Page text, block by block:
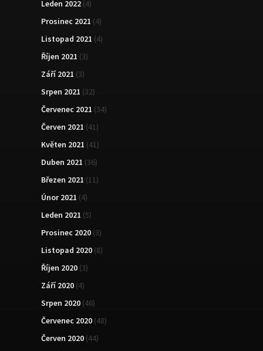
Leden 2022 (4)
Prosinec 2021 (4)
Listopad 2021 (4)
Říjen 2021 (3)
Září 2021 (3)
Srpen 2021 (32)
Červenec 2021 (34)
Červen 2021 (41)
Květen 2021 (41)
Duben 2021 (36)
Březen 2021 (11)
Únor 2021 (4)
Leden 2021 (5)
Prosinec 2020 (3)
Listopad 2020 (8)
Říjen 2020 (3)
Září 2020 (4)
Srpen 2020 (46)
Červenec 2020 (48)
Červen 2020 (44)